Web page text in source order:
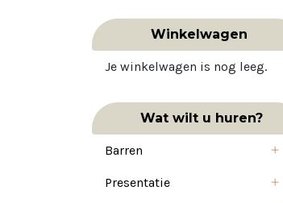
Winkelwagen
Je winkelwagen is nog leeg.
Wat wilt u huren?
Barren
Presentatie